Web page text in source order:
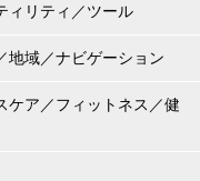
ィリティ／ツール
地域／ナビゲーション
ケア／フィットネス／健